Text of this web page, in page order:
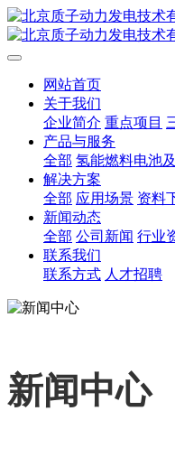
网站首页
关于我们
企业简介 重点项目
产品与服务
全部 氢能燃料电池
解决方案
全部 应用场景 资料
新闻动态
全部 公司新闻 行业
联系我们
联系方式 人才招聘
新闻中心